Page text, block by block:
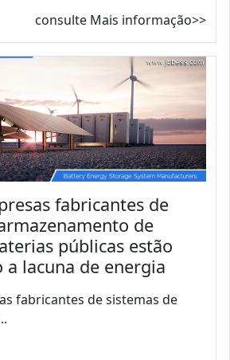
consulte Mais informação>>
fabricantes de
de
públicas estão
a lacuna de energia
fabricantes de sistemas de